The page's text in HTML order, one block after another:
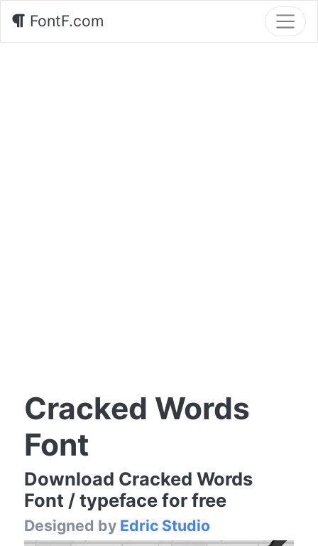
FontF.com
Cracked Words
Font
Download Cracked Words
Font / typeface for free
Designed by Edric Studio